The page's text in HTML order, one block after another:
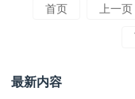
首页 上一页
最新内容